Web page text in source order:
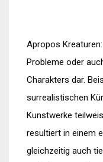
Apropos
Probleme oder
Charakters dar.
surrealistischen
Kunstwerke
resultiert in einem
gleichzeitig auch